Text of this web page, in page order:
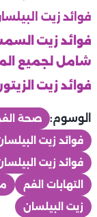
فوائد زيت
فوائد زيت
شامل لجميع
فوائد زيت
الوسوم: صحة
فوائد زيت
فوائد زيت
التهابات الفم
زيت البيلسان